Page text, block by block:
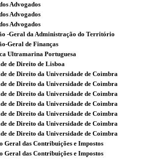
Advogados
Advogados
Advogados
-Geral da Administração do Território
Geral de Finanças
Ultramarina Portuguesa
de Direito de Lisboa
de Direito da Universidade de Coimbra
de Direito da Universidade de Coimbra
de Direito da Universidade de Coimbra
de Direito da Universidade de Coimbra
de Direito da Universidade de Coimbra
de Direito da Universidade de Coimbra
de Direito da Universidade de Coimbra
Geral das Contribuições e Impostos
Geral das Contribuições e Impostos